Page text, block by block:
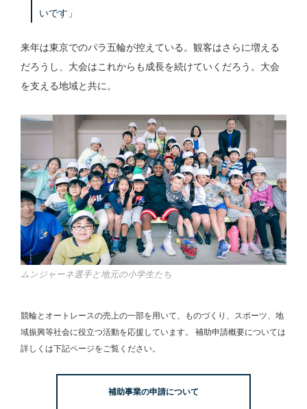
いです」
来年は東京でのパラ五輪が控えている。観客はさらに増える
だろうし、大会はこれからも成長を続けていくだろう。大会
を支える地域と共に。
ムンジャーネ選手と地元の小学生たち
競輪とオートレースの売上の一部を用いて、
ものづくり、スポーツ、地
域振興等社会に役立つ活動を応援しています。
補助申請概要については
詳しくは下記ページをご覧ください。
補助事業の申請について